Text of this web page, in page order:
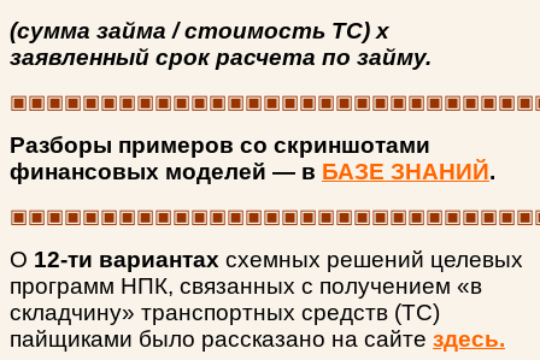
(сумма займа / стоимость ТС) х
заявленный срок расчета по займу.
Разборы примеров со скриншотами
финансовых моделей — в БАЗЕ ЗНАНИЙ.
О 12-ти вариантах схемных решений целевых
программ НПК, связанных с получением «в
складчину» транспортных средств (ТС)
пайщиками было рассказано на сайте здесь.